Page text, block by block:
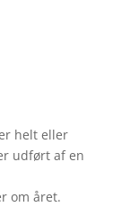
helt eller
udført af en
om året.